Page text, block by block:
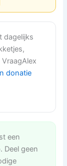
dagelijks
donatie
een
Deel geen